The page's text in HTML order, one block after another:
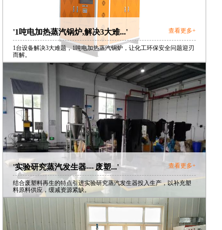
'1吨电加热蒸汽锅炉,解决3大难...' 查看更多+
1台设备解决3大难题，1吨电加热蒸汽锅炉，让化工环保安全问题迎刃
而解。
'实验研究蒸汽发生器--- 废塑...' 查看更多+
结合废塑料再生的特点引进实验研究蒸汽发生器投入生产，以补充塑
料原料供应，缓减资源紧缺。